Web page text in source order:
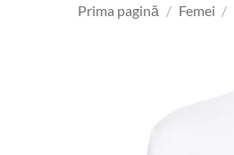
Prima pagină / Femei /